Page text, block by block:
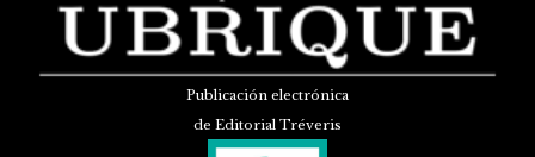
Publicación electrónica
de Editorial Tréveris